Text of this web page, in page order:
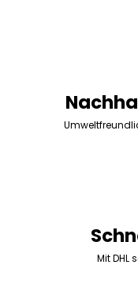
Mit DHL